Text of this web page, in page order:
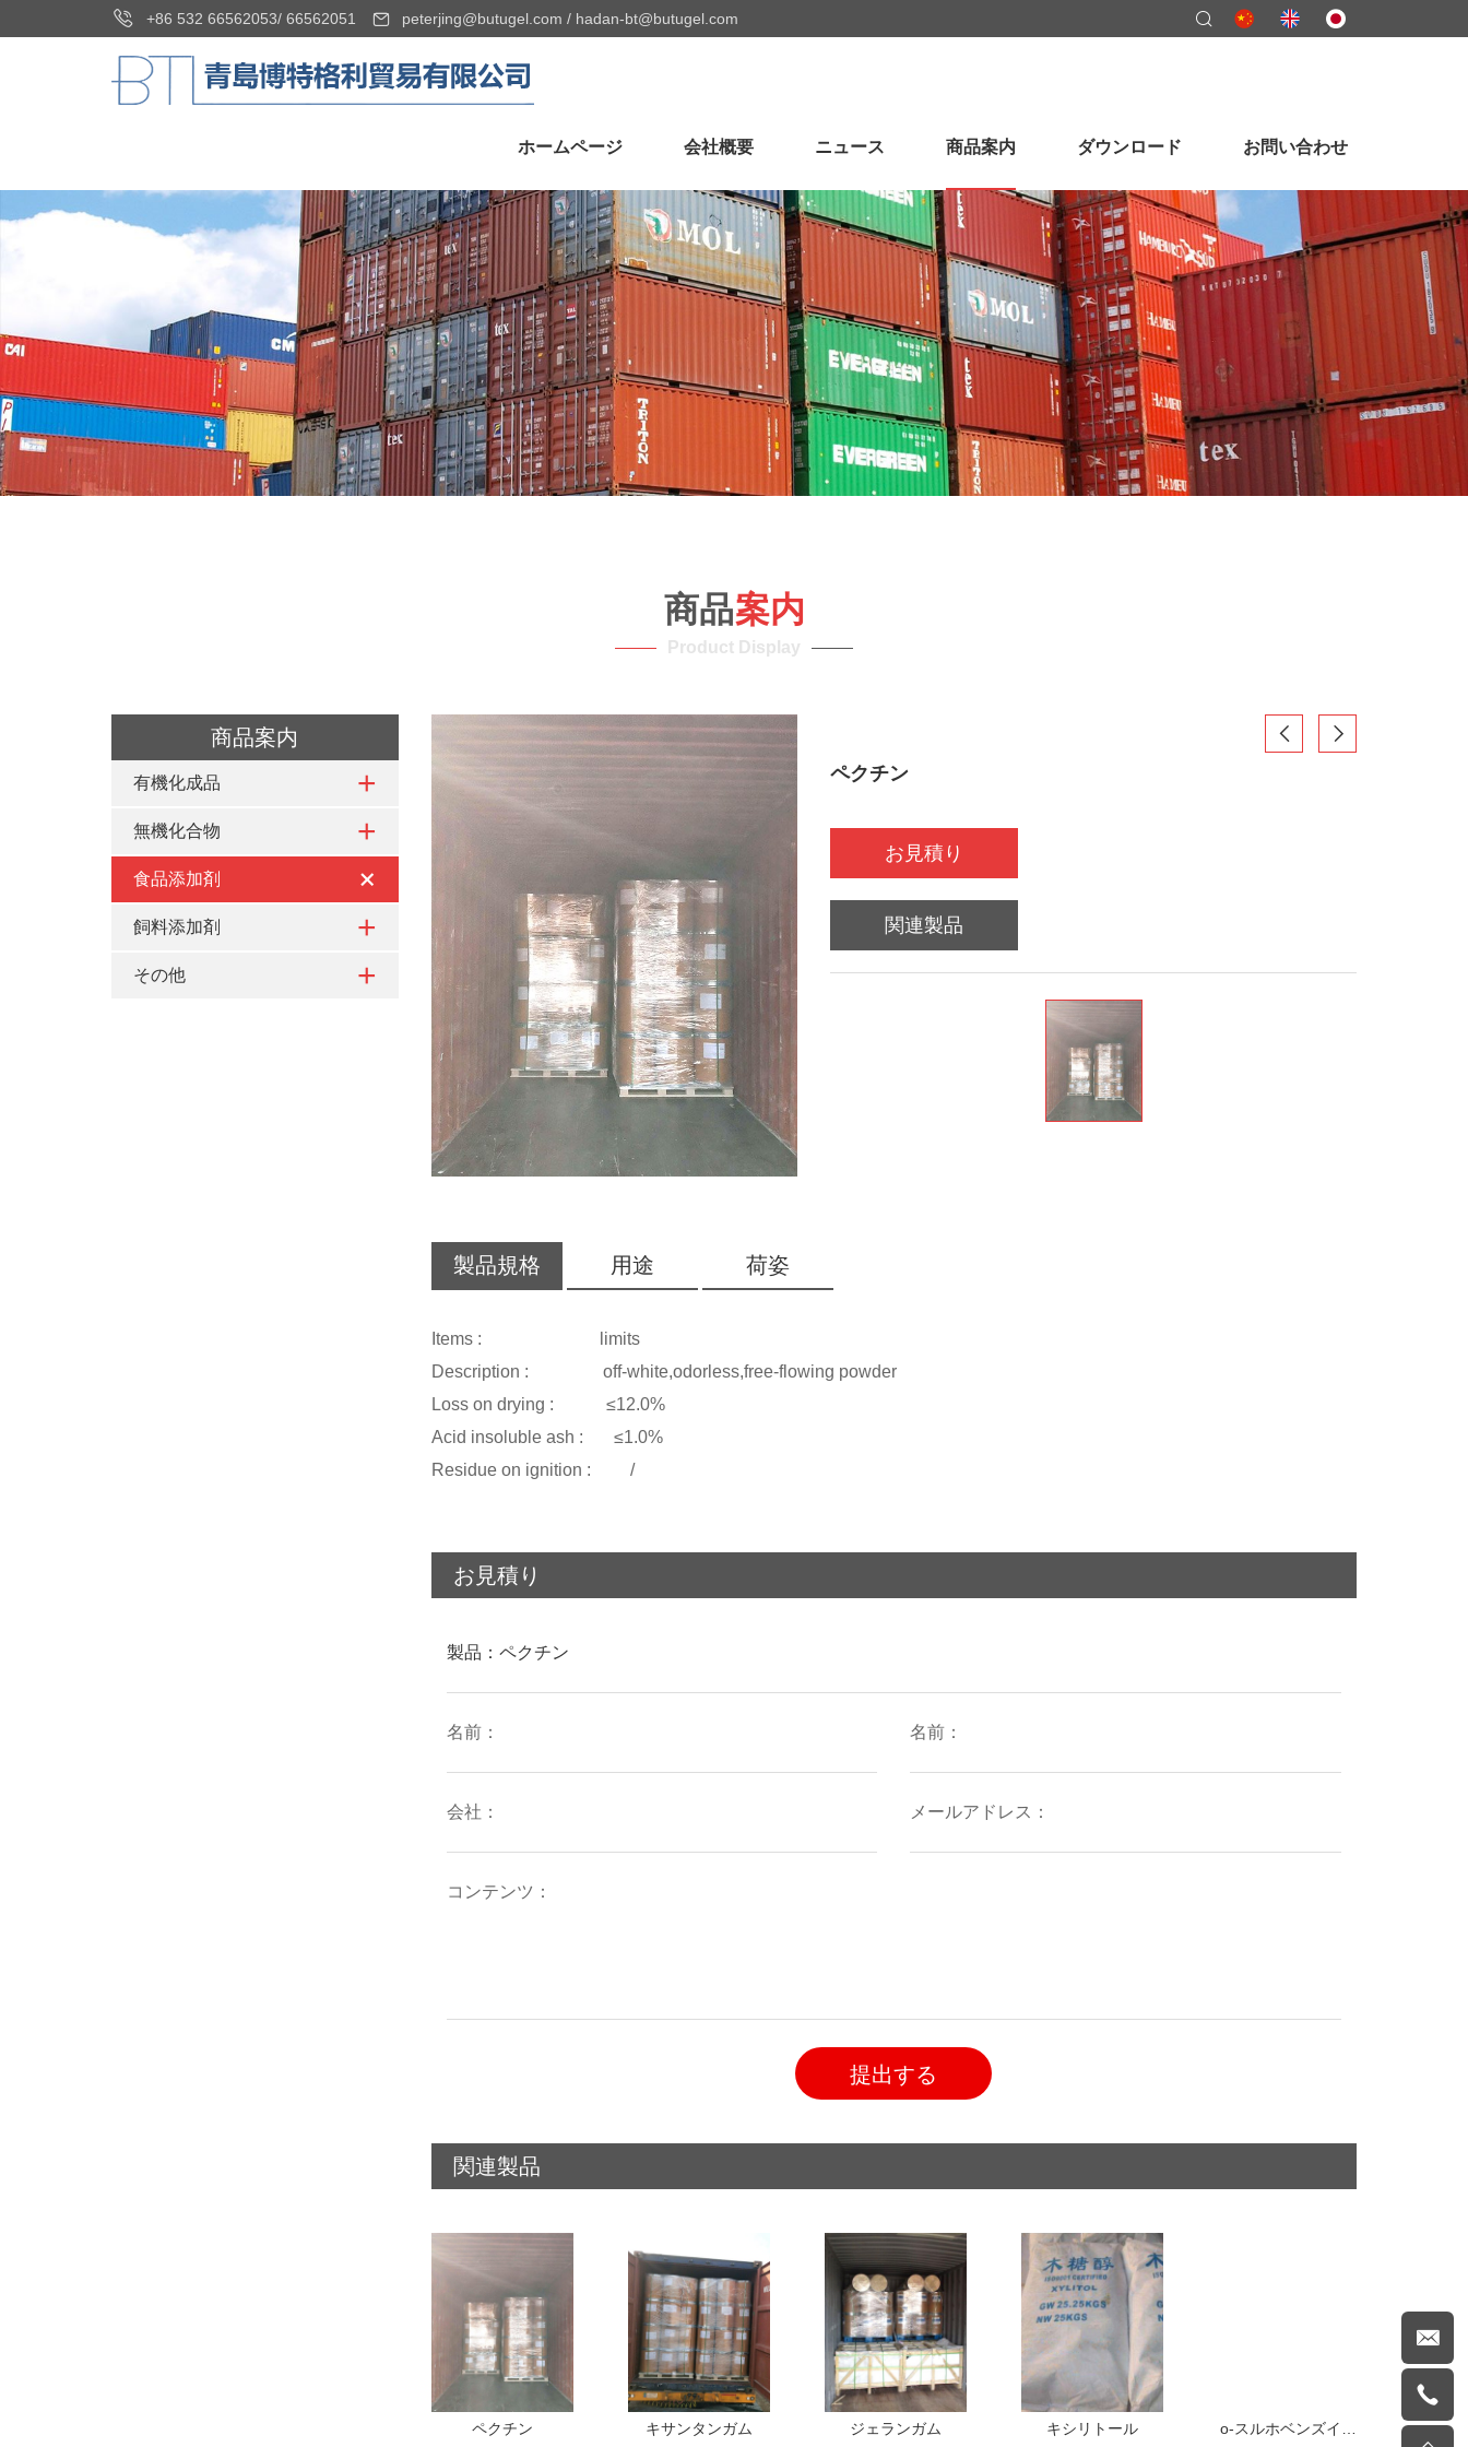
+86 532 66562053/ 66562051 peterjing@butugel.com / hadan-bt@butugel.com
ホームページ 会社概要 ニュース 商品案内 ダウンロード お問い合わせ
商品案内
Product Display
商品案内
有機化成品
無機化合物
食品添加剤
飼料添加剤
その他
ペクチン
お見積り
関連製品
製品規格 用途 荷姿
Items : limits
Description : off-white,odorless,free-flowing powder
Loss on drying : ≤12.0%
Acid insoluble ash : ≤1.0%
Residue on ignition : /
お見積り
提出する
関連製品
ペクチン キサンタンガム ジェランガム キシリトール o-スルホベンズイミ イソア